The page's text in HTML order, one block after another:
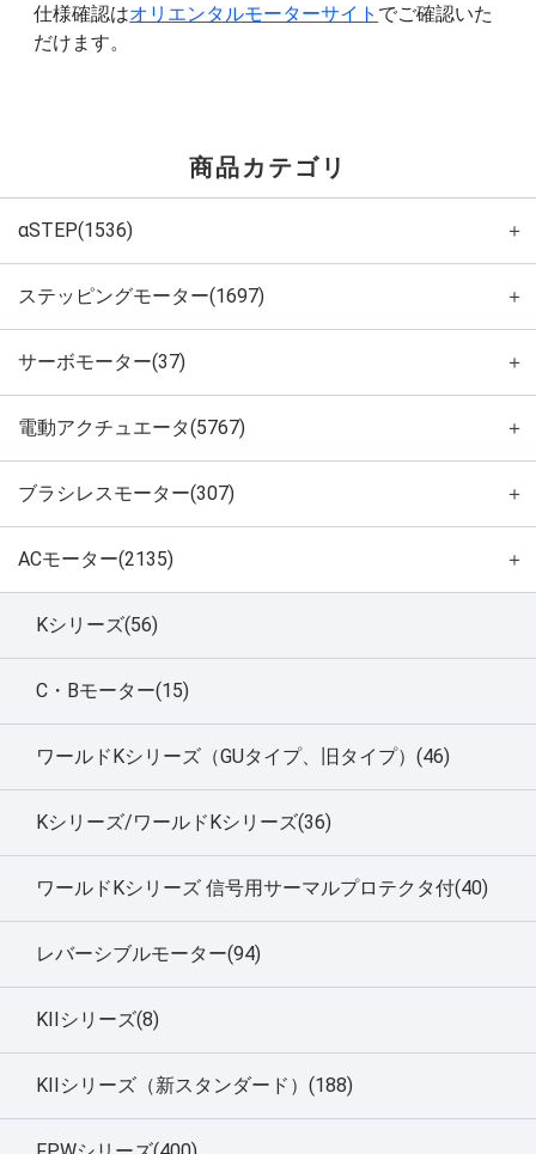
仕様確認はオリエンタルモーターサイト でご確認いた
だけます。
商品カテゴリ
αSTEP(1536) ＋
ステッピングモーター(1697) ＋
サーボモーター(37) ＋
電動アクチュエータ(5767) ＋
ブラシレスモーター(307) ＋
ACモーター(2135) ＋
Kシリーズ(56)
C・Bモーター(15)
ワールドKシリーズ（GUタイプ、旧タイプ）(46)
Kシリーズ/ワールドKシリーズ(36)
ワールドKシリーズ 信号用サーマルプロテクタ付(40)
レバーシブルモーター(94)
KIIシリーズ(8)
KIIシリーズ（新スタンダード）(188)